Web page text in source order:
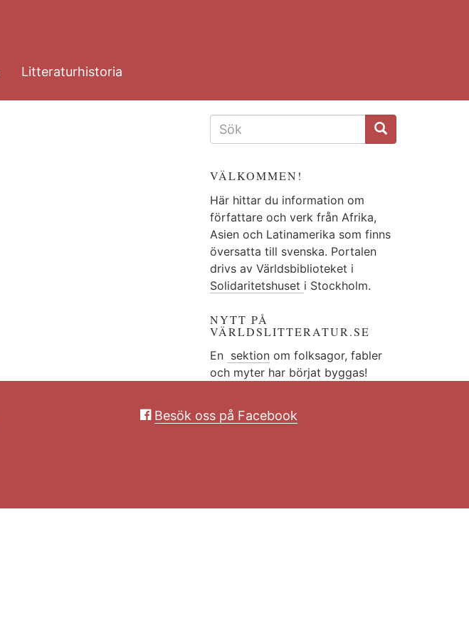
Litteraturhistoria
SÖKFORMULÄR
VÄLKOMMEN!
Här hittar du information om
författare och verk från Afrika,
Asien och Latinamerika som finns
översatta till svenska. Portalen
drivs av Världsbiblioteket i
Solidaritetshuset i Stockholm.
NYTT PÅ
VÄRLDSLITTERATUR.SE
En sektionom folksagor, fabler
och myter har börjat byggas!
Besök oss på Facebook